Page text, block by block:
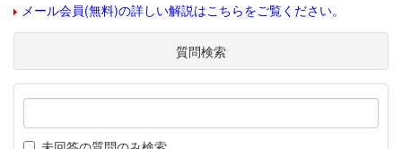
メール会員(無料)の詳しい解説はこちらをご覧ください。
質問検索